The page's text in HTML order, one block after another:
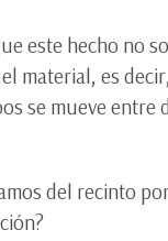
este hecho no
material, es
se mueve entre
del recinto